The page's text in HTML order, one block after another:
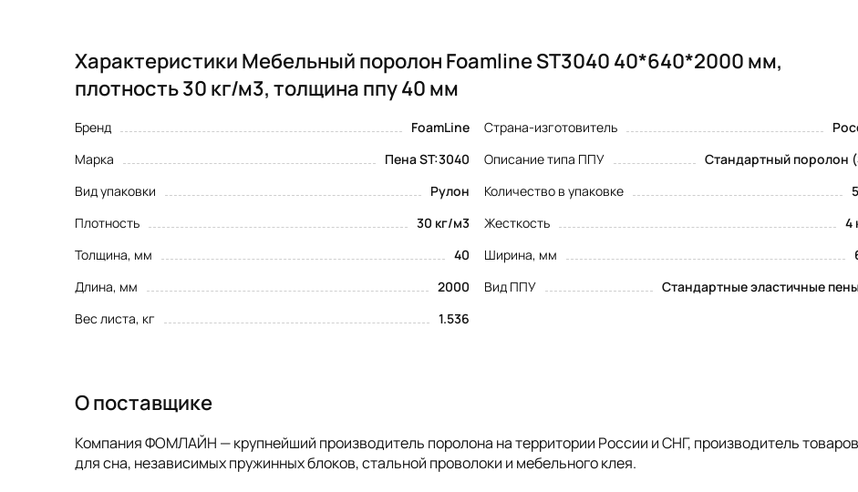
Характеристики Мебельный поролон Foamline ST3040 40*640*2000 мм,
плотность 30 кг/м3, толщина ппу 40 мм
Бренд FoamLine Страна-изготовитель
Марка
Пена ST:3040 Описание типа ППУ
Стандартный поролон
Вид упаковки
Рулон Количество в упаковке
Плотность
30 кг/м3 Жесткость
4
Толщина, мм
40 Ширина, мм
Длина, мм
2000 Вид ППУ
Стандартные эластичные
Вес листа, кг
1.536
О поставщике
Компания ФОМЛАЙН — крупнейший производитель поролона на территории России и СНГ, производитель товаров
для сна, независимых пружинных блоков, стальной проволоки и мебельного клея.